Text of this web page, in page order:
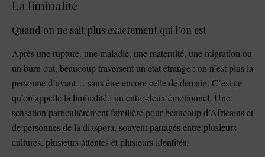
La liminalité
Quand on ne sait plus exactement qui l’on est
Après une rupture, une maladie, une maternité, une migration ou
un burn out, beaucoup traversent un état étrange : on n’est plus la
personne d’avant… sans être encore celle de demain. C’est ce
qu’on appelle la liminalité : un entre-deux émotionnel. Une
sensation particulièrement familière pour beaucoup d’Africains et
de personnes de la diaspora, souvent partagés entre plusieurs
cultures, plusieurs attentes et plusieurs identités.